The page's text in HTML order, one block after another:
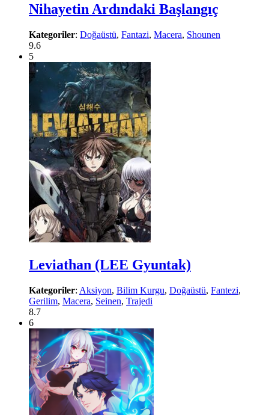
Nihayetin Ardındaki Başlangıç
Kategoriler: Doğaüstü, Fantazi, Macera, Shounen
9.6
5
Leviathan (LEE Gyuntak)
Kategoriler: Aksiyon, Bilim Kurgu, Doğaüstü, Fantezi,
Gerilim, Macera, Seinen, Trajedi
8.7
6